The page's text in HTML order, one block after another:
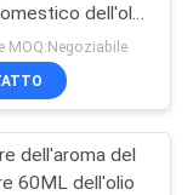
dell'olio
calmo
dell'aria
MOQ:Negoziabile
dell'aroma del
60ML dell'olio